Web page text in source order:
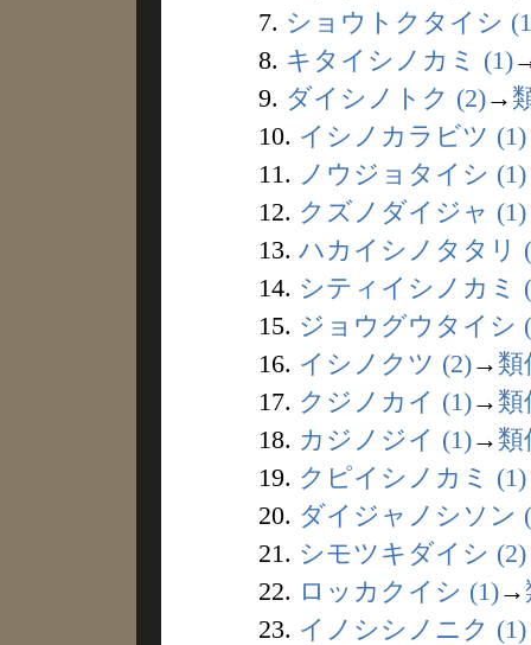
7. ショウトクタイシ
8. キタイシノカミ (1)
9. ダイシノトク (2)→
10. イシノカラビツ (1)
11. ノウジョタイシ (1)
12. クズノダイジャ (1)
13. ハカイシノタタリ
14. シティイシノカミ
15. ジョウグウタイシ
16. イシノクツ (2)→ 類
17. クジノカイ (1)→ 類
18. カジノジイ (1)→ 類
19. クピイシノカミ (1)
20. ダイジャノシソン
21. シモツキダイシ (2)
22. ロッカクイシ (1)→
23. イノシシノニク (1)